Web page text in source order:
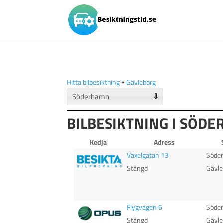
Hitta bilbesiktning🠺Gävleborg
⇩
BILBESIKTNING I
Kedja Adress
Växelgatan 13
Stängd
Flygvägen 6
Stängd